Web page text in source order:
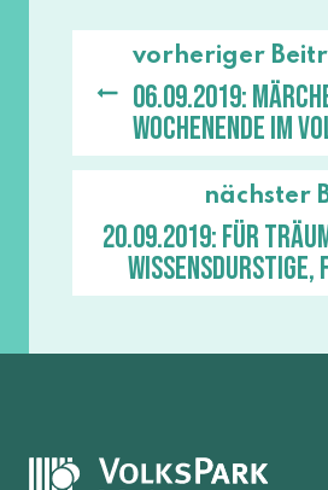
vorheriger
06.09.2019:
Wochenende im
nächster
20.09.2019: Für